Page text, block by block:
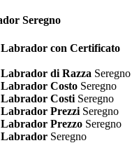
Seregno
con Certificato
di Razza Seregno
Costo Seregno
Costi Seregno
Prezzi Seregno
Prezzo Seregno
Labrador Seregno